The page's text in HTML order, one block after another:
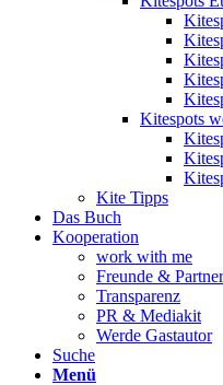
Kitespots
Kite Tipps
Das Buch
Kooperation
work with me
Freunde & Partner
Transparenz
PR & Mediakit
Werde Gastautor
Suche
Menü